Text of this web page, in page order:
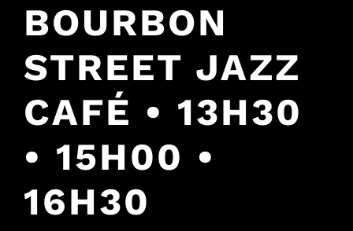
BOURBON
STREET JAZZ
CAFÉ • 13H30
• 15H00 •
16H30